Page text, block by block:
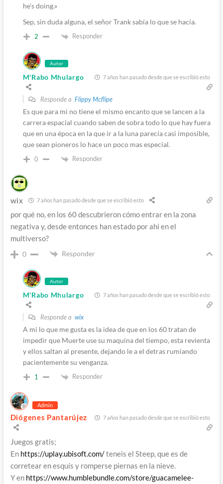
he’s doing. »
Sep, sin duda alguna, el señor Trank sabía lo que se hacía.
2 Responder
Autor
M'Rabo Mhulargo 7 años han pasado desde que se escribió esto
Responde a Flippy Mcflipe
Es que para mi no tiene el mismo encanto que se lancen a la
carrera espacial cuando saben de sobra todo lo que hay fuera
que en una época en la que ir a la luna parecía casi imposible,
que sean pioneros lo hace un poco mas especial.
0 Responder
wix 7 años han pasado desde que se escribió esto
por qué no, en los 60 descubrieron cómo entrar en la zona
negativa y, desde entonces han estado por ahí en el
multiverso?
0 Responder
Autor
M'Rabo Mhulargo 7 años han pasado desde que se escribió esto
Responde a wix
A mi lo que me gusta es la idea de que en los 60 tratan de
impedir que Muerte use su maquina del tiempo, esta revienta
y ellos saltan al presente, dejando le a el detras rumiando
pacientemente su venganza.
1 Responder
Admin
Diógenes Pantarújez 7 años han pasado desde que se escribió esto
Juegos gratis;
En https://uplay.ubisoft.com/teneis el Steep, que es de
corretear en esquís y romperse piernas en la nieve.
Y en https://www.humblebundle.com/store/guacamelee-